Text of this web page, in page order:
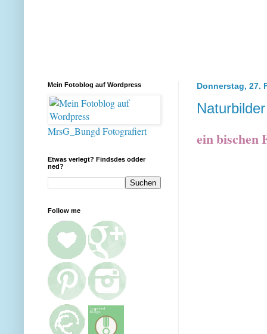
Donnerstag, 27.
Naturbilder
ein bischen
Mein Fotoblog auf Wordpress
MrsG_Bungd Fotografiert
Etwas verlegt? Findsdes odder
ned?
Follow me